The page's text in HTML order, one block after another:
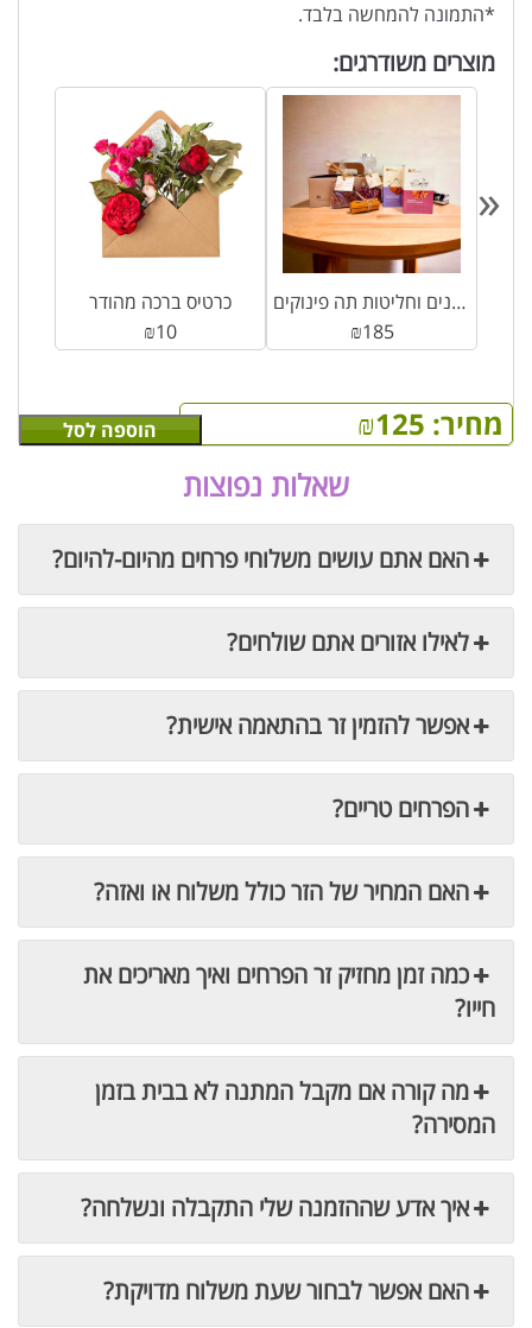
*התמונה להמחשה בלבד.
מחיר: ₪125 הוספה לסל
מוצרים משודרגים:
כרטיס ברכה מהודר
₪10
מארז פרלינים וחליטות תה פינוקים
₪185
«
שאלות נפוצות
האם אתם עושים משלוחי פרחים מהיום-להיום?
לאילו אזורים אתם שולחים?
אפשר להזמין זר בהתאמה אישית?
הפרחים טריים?
האם המחיר של הזר כולל משלוח או ואזה?
כמה זמן מחזיק זר הפרחים ואיך מאריכים את
חייו?
מה קורה אם מקבל המתנה לא בבית בזמן
המסירה?
איך אדע שההזמנה שלי התקבלה ונשלחה?
האם אפשר לבחור שעת משלוח מדויקת?